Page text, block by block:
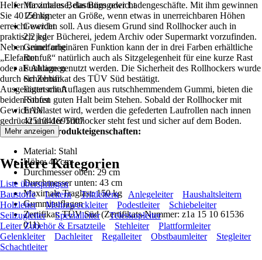
Maximales Belastungsgewicht
150 kg
Gewicht
2,2 kg
Grundfarbe
Rot
Funktionen
Schiebbar
Eigenschaft
Robust
EAN
4251041695007
Helfer für zuhause, das Büro oder Ladengeschäfte. Mit ihm gewinnen
Sie 40 Zentimeter an Größe, wenn etwas in unerreichbaren Höhen
erreicht werden soll. Aus diesem Grund sind Rollhocker auch in
praktisch jeder Bücherei, jedem Archiv oder Supermarkt vorzufinden.
Neben seiner originären Funktion kann der in drei Farben erhältliche
„Elefantenfuß“ natürlich auch als Sitzgelegenheit für eine kurze Rast
oder als Ablage genutzt werden. Die Sicherheit des Rollhockers wurde
durch ein Zertifikat des TÜV Süd bestätigt.
Ausgestattet mit Auflagen aus rutschhemmendem Gummi, bieten die
beiden Stufen guten Halt beim Stehen. Sobald der Rollhocker mit
Gewicht belastet wird, werden die gefederten Laufrollen nach innen
gedrückt und der Tritthocker steht fest und sicher auf dem Boden.
Rollhocker - Produkteigenschaften:
Material: Stahl
Höhe: 40 cm
Durchmesser oben: 29 cm
Durchmesser unten: 43 cm
Maximale Traglast: 150 kg
Gummiauflagen
Zertifikat: TÜV Süd (Zertifikats-Nummer: z1a 15 10 61536
011)
Mehr anzeigen
Weitere Kategorien
Liste überspringen
Baustoffe
Leitern Trittleitern Anlegeleiter
Haushaltsleitern
Holzleiter
Mehrzweckleiter Podestleiter
Schiebeleiter
Seilzugleiter
Spezialleiter
Teleskopleiter
Leiter Zubehör & Ersatzteile
Stehleiter
Plattformleiter
Gelenkleiter
Dachleiter Regalleiter Obstbaumleiter
Stegleiter
Schachtleiter